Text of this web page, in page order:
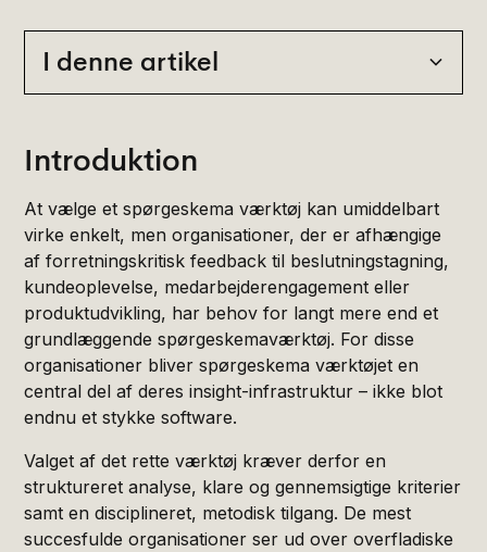
I denne artikel
Introduktion
At vælge et spørgeskema værktøj kan umiddelbart
virke enkelt, men organisationer, der er afhængige
af forretningskritisk feedback til beslutningstagning,
kundeoplevelse, medarbejderengagement eller
produktudvikling, har behov for langt mere end et
grundlæggende spørgeskemaværktøj. For disse
organisationer bliver spørgeskema værktøjet en
central del af deres insight-infrastruktur – ikke blot
endnu et stykke software.
Valget af det rette værktøj kræver derfor en
struktureret analyse, klare og gennemsigtige kriterier
samt en disciplineret, metodisk tilgang. De mest
succesfulde organisationer ser ud over overfladiske